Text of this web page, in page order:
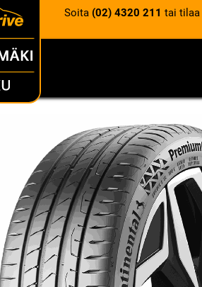
Soita (02) 4320 211 tai tilaa
RENKAAT